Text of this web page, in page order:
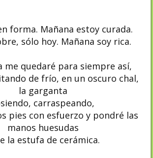
forma. Mañana estoy curada.
sólo hoy. Mañana soy rica.
me quedaré para siempre así,
de frío, en un oscuro chal,
la garganta
carraspeando,
pies con esfuerzo y pondré las
manos huesudas
la estufa de cerámica.